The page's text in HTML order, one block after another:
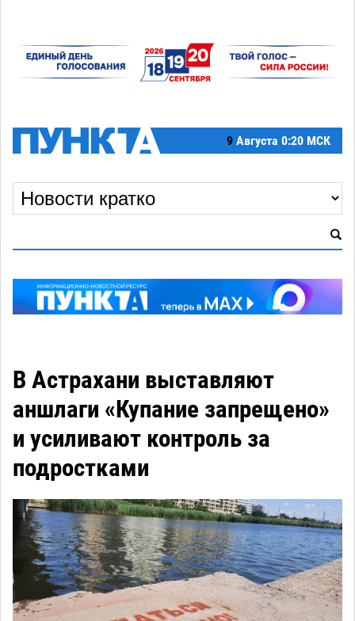
9 Августа 0:20 МСК
В Астрахани выставляют
аншлаги «Купание запрещено»
и усиливают контроль за
подростками